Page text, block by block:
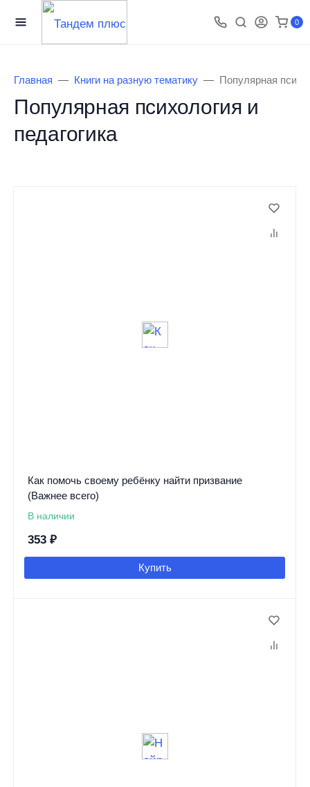
0
Главная Книги на разную тематику Популярная
Популярная психология и
педагогика
Как помочь своему ребёнку найти призвание
(Важнее всего)
В наличии
353 ₽
Купить